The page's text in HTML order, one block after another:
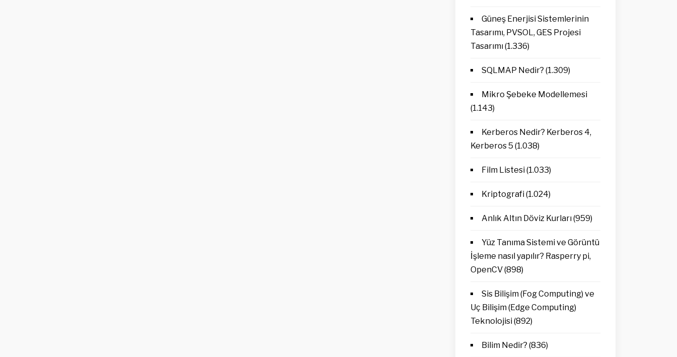
Güneş Enerjisi Sistemlerinin
Tasarımı, PVSOL, GES Projesi
Tasarımı(1.336)
SQLMAP Nedir? (1.309)
Mikro Şebeke Modellemesi
(1.143)
Kerberos Nedir? Kerberos 4,
Kerberos 5 (1.038)
Film Listesi(1.033)
Kriptografi(1.024)
Anlık Altın Döviz Kurları(959)
Yüz Tanıma Sistemi ve Görüntü
İşleme nasıl yapılır? Rasperry pi,
OpenCV(898)
Sis Bilişim (Fog Computing) ve
Uç Bilişim (Edge Computing)
Teknolojisi(892)
Bilim Nedir? (836)